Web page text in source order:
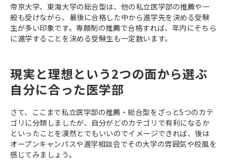
帝京大学、東海大学の総合型は、他の私立医学部の推薦や一
般も受けながら、最後に合格した中から進学先を決める受験
生が多い印象です。専願制の推薦で合格すれば、年内にそちら
に進学することを決める受験生も一定数います。
現実と理想という2つの面から選ぶ
自分に合った医学部
さて、ここまで私立医学部の推薦・総合型をざっと5つのカテ
ゴリに分類しましたが、自分がどのカテゴリで有利になるか
といったことを漠然とでもいいのでイメージできれば、後は
オープンキャンパスや進学相談会でその大学の雰囲気や校風を
感じてみましょう。